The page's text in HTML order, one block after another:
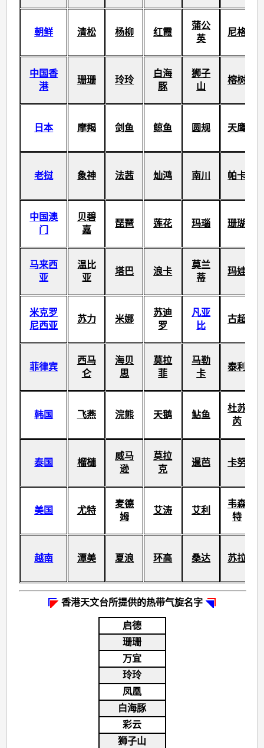
朝鲜 清松 杨柳 红霞
蒲公
英
尼格
中国香
港
珊珊 玲玲
白海
豚
狮子
山
榕树
日本 摩羯 剑鱼 鲸鱼 圆规 天鹰
老挝 象神 法茜 灿鸿 南川 帕卡
中国澳
门
贝碧
嘉
琵琶 莲花 玛瑙 珊瑚
马来西
亚
温比
亚
塔巴 浪卡
莫兰
蒂
玛娃
米克罗
尼西亚
苏力 米娜
苏迪
罗
凡亚
比
古超
菲律宾
西马
仑
海贝
思
莫拉
菲
马勒
卡
泰利
韩国 飞燕 浣熊 天鹅 鮎鱼
杜苏
芮
泰国 榴槤
威马
逊
莫拉
克
暹芭 卡努
美国 尤特
麦德
姆
艾涛 艾利
韦森
特
越南 潭美 夏浪 环高 桑达 苏拉
香港天文台所提供的热带气旋名字
启德
珊珊
万宜
玲玲
凤凰
白海豚
彩云
狮子山